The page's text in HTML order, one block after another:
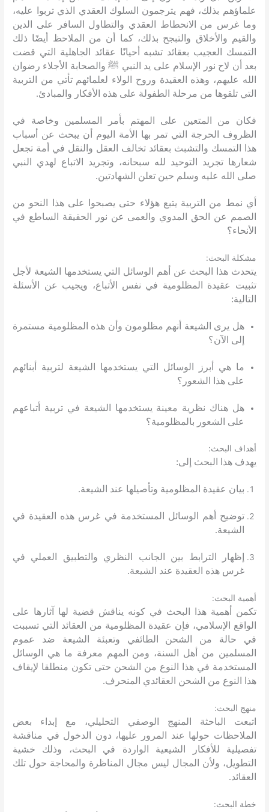
علماؤهم بذلك، فهم يترجمون السلوك العقدي الذي تربوا عليه،
وما غرس من الانحطاط العقدي والتطاول السافر على الدين
والقيم والأخلاق والتبجح بذلك، كما أن من الملاحظ أيضًا ذلك
التمسك العجيب بعقائد تشبه أحيانًا عقائد الجاهلية التي قضت
بعد أن لاح نور الإسلام على يد النبي ﷺ والصحابة الأجلاء رضوان
الله عليهم، وهذه العقيدة وروح الولاء لعلمائهم تأتي من التربية
التي تلقوها من مرحلة الطفولة على هذه الأفكار والمبادئ.
فكان من المتعين على المهتم بأمر المسلمين وخاصة في
الظروف الحرجة التي تمر بها الأمة اليوم أن يبحث عن أسباب
هذا التمسك والتشبث بعقائد تخالف العقل والنقل في أمة تجعل
شعارها تجريد التوحيد لله سبحانه، وتجريد الاتباع لهدي النبي
صلى الله عليه وسلم حين تعلن الشهادتين.
أي نمط من التربية يتبع هؤلاء حتى يصبحوا على هذا النحو من
الصمم عن الحق المدوي والعمى عن نور الحقيقة الساطع في
الأنحاء؟
مشكلة البحث:
يتحدث هذا البحث عن أهم الوسائل التي يستخدمها الشيعة لأجل
تثبيت عقيدة المظلومية في نفس الأتباع، ويجيب عن الأسئلة
التالية:
هل يرى الشيعة أنهم مظلومون وأن هذه المظلومية مستمرة
إلى الآن؟
ما هي أبرز الوسائل التي يستخدمها الشيعة لتربية أبنائهم
على هذا الشعور؟
هل هناك نظرية معينة يستخدمها الشيعة في تربية أتباعهم
على الشعور بالمظلومية؟
أهداف البحث:
يهدف هذا البحث إلى:
بيان عقيدة المظلومية وتأصيلها عند الشيعة.
توضيح أهم الوسائل المستخدمة في غرس هذه العقيدة في
الشيعة.
إظهار الترابط بين الجانب النظري والتطبيق العملي في
غرس هذه العقيدة عند الشيعة.
أهمية البحث:
تكمن أهمية هذا البحث في كونه يناقش قضية لها آثارها على
الواقع الإسلامي، فإن عقيدة المظلومية من العقائد التي تسببت
في حالة من الشحن الطائفي وتعبئة الشيعة ضد عموم
المسلمين من أهل السنة، ومن المهم معرفة ما هي الوسائل
المستخدمة في هذا النوع من الشحن حتى تكون منطلقا لإيقاف
هذا النوع من الشحن العقائدي المنحرف.
منهج البحث:
اتبعت الباحثة المنهج الوصفي التحليلي، مع إبداء بعض
الملاحظات حولها عند المرور عليها، دون الدخول في مناقشة
تفصيلية للأفكار الشيعية الواردة في البحث، وذلك خشية
التطويل، ولأن المجال ليس مجال المناظرة والمحاجة حول تلك
العقائد.
خطة البحث: